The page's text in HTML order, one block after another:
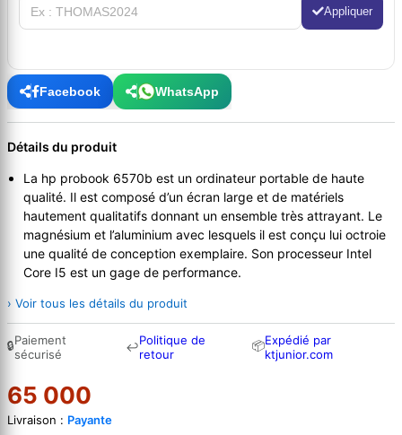
Appliquer
Facebook WhatsApp
Détails du produit
La hp probook 6570b est un ordinateur portable de haute
qualité. Il est composé d’un écran large et de matériels
hautement qualitatifs donnant un ensemble très attrayant. Le
magnésium et l’aluminium avec lesquels il est conçu lui octroie
une qualité de conception exemplaire. Son processeur Intel
Core I5 est un gage de performance.
› Voir tous les détails du produit
🔒Paiement
sécurisé
↩Politique de
retour
📦Expédié par
ktjunior.com
65 000
Livraison : Payante